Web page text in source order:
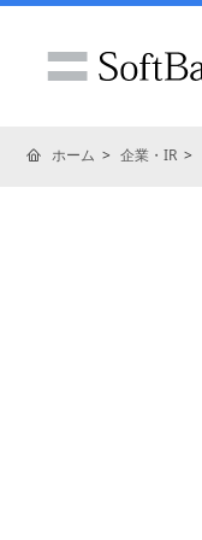
ホーム 企業・IR